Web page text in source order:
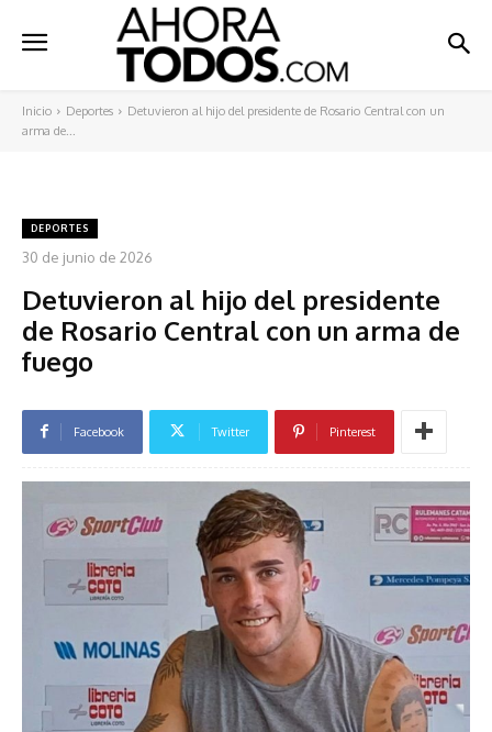
Inicio Deportes
Detuvieron al hijo del presidente de Rosario Central con un
arma de...
DEPORTES
30 de junio de 2026
Detuvieron al hijo del presidente
de Rosario Central con un arma de
fuego
Facebook Twitter Pinterest